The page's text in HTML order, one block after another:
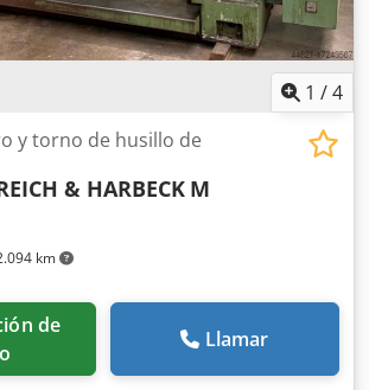
1 /4
km
y torno de husillo de
& HARBECK M
Llamar